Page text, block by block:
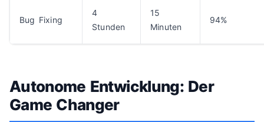
Bug Fixing
4
Stunden
15
Minuten
94%
Autonome Entwicklung: Der
Game Changer